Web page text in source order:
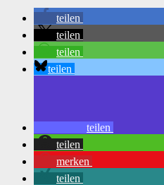
teilen
teilen
teilen
teilen
teilen
teilen
merken
teilen